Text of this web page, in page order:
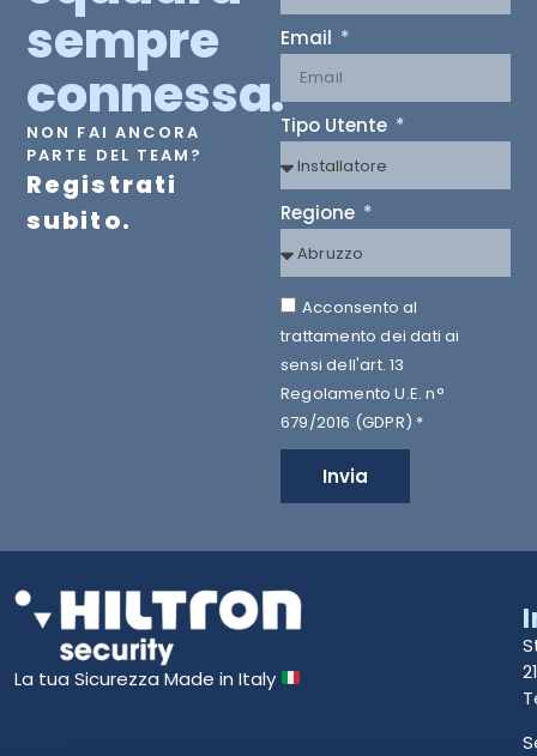
sempre
connessa.
NON FAI ANCORA
PARTE DEL TEAM?
Registrati
subito.
Email
Tipo Utente
Regione
Acconsento al
trattamento dei dati ai
sensi dell'art. 13
Regolamento U.E. n°
679/2016 (GDPR) *
Invia
La tua Sicurezza Made in Italy